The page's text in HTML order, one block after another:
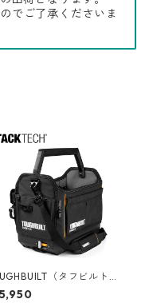
でご了承くださいま
（タフビルト）S
TECH(スタックテック)
ルトート【ハーフサイ